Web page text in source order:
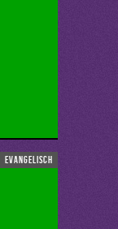
evangelisch